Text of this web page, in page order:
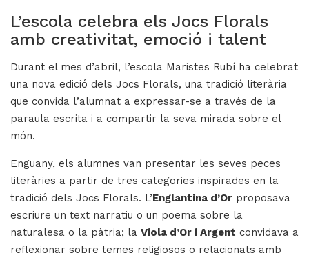
L’escola celebra els Jocs Florals
amb creativitat, emoció i talent
Durant el mes d’abril, l’escola Maristes Rubí ha celebrat
una nova edició dels Jocs Florals, una tradició literària
que convida l’alumnat a expressar-se a través de la
paraula escrita i a compartir la seva mirada sobre el
món.
Enguany, els alumnes van presentar les seves peces
literàries a partir de tres categories inspirades en la
tradició dels Jocs Florals. L’Englantina d’Or proposava
escriure un text narratiu o un poema sobre la
naturalesa o la pàtria; la Viola d’Or i Argent convidava a
reflexionar sobre temes religiosos o relacionats amb